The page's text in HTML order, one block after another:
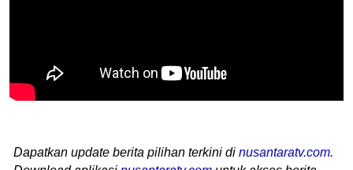
Dapatkan update berita pilihan terkini di nusantaratv.com.